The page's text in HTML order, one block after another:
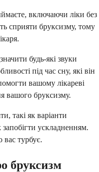
включаючи ліки без
сприяти бруксизму, тому
будь-які звуки
під час сну, які він
вашому лікареві
вашого бруксизму.
такі як варіанти
запобігти ускладненням.
вас турбує.
бруксизм